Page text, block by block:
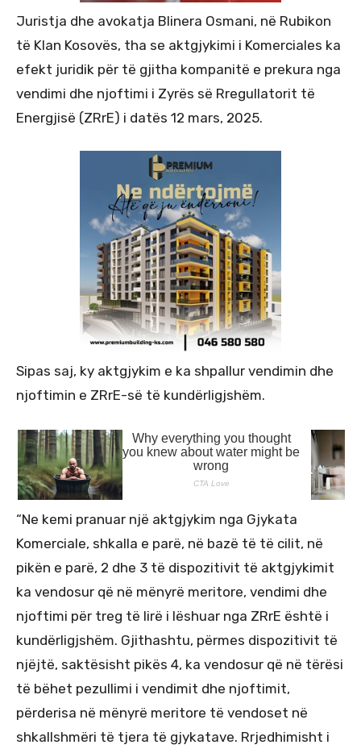
Juristja dhe avokatja Blinera Osmani, në Rubikon
të Klan Kosovës, tha se aktgjykimi i Komerciales ka
efekt juridik për të gjitha kompanitë e prekura nga
vendimi dhe njoftimi i Zyrës së Rregullatorit të
Energjisë (ZRrE) i datës 12 mars, 2025.
Sipas saj, ky aktgjykim e ka shpallur vendimin dhe
njoftimin e ZRrE-së të kundërligjshëm.
“Ne kemi pranuar një aktgjykim nga Gjykata
Komerciale, shkalla e parë, në bazë të të cilit, në
pikën e parë, 2 dhe 3 të dispozitivit të aktgjykimit
ka vendosur që në mënyrë meritore, vendimi dhe
njoftimi për treg të lirë i lëshuar nga ZRrE është i
kundërligjshëm. Gjithashtu, përmes dispozitivit të
njëjtë, saktësisht pikës 4, ka vendosur që në tërësi
të bëhet pezullimi i vendimit dhe njoftimit,
përderisa në mënyrë meritore të vendoset në
shkallshmëri të tjera të gjykatave. Rrjedhimisht i